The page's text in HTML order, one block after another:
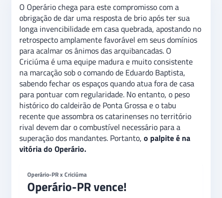
O Operário chega para este compromisso com a
obrigação de dar uma resposta de brio após ter sua
longa invencibilidade em casa quebrada, apostando no
retrospecto amplamente favorável em seus domínios
para acalmar os ânimos das arquibancadas. O
Criciúma é uma equipe madura e muito consistente
na marcação sob o comando de Eduardo Baptista,
sabendo fechar os espaços quando atua fora de casa
para pontuar com regularidade. No entanto, o peso
histórico do caldeirão de Ponta Grossa e o tabu
recente que assombra os catarinenses no território
rival devem dar o combustível necessário para a
superação dos mandantes. Portanto, o palpite é na
vitória do Operário.
Operário-PR x Criciúma
Operário-PR vence!